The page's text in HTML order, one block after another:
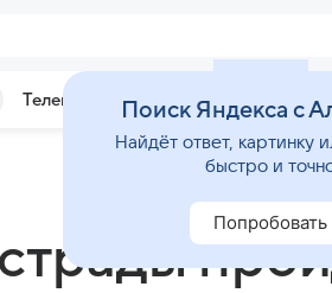
Телепрограмма Звезды
Поиск Яндекса с
Найдёт ответ, картинку
быстро и
Попробовать